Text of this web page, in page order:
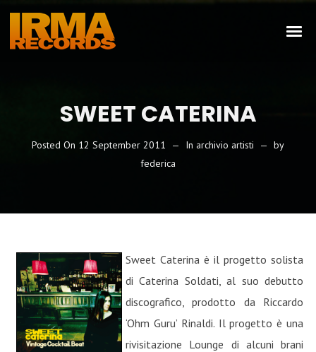
SWEET CATERINA
Posted On 12 September 2011 In archivio artisti
by
federica
Sweet Caterina è il progetto solista
di Caterina Soldati, al suo debutto
discografico, prodotto da Riccardo
‘Ohm Guru’ Rinaldi. Il progetto è una
rivisitazione Lounge di alcuni brani